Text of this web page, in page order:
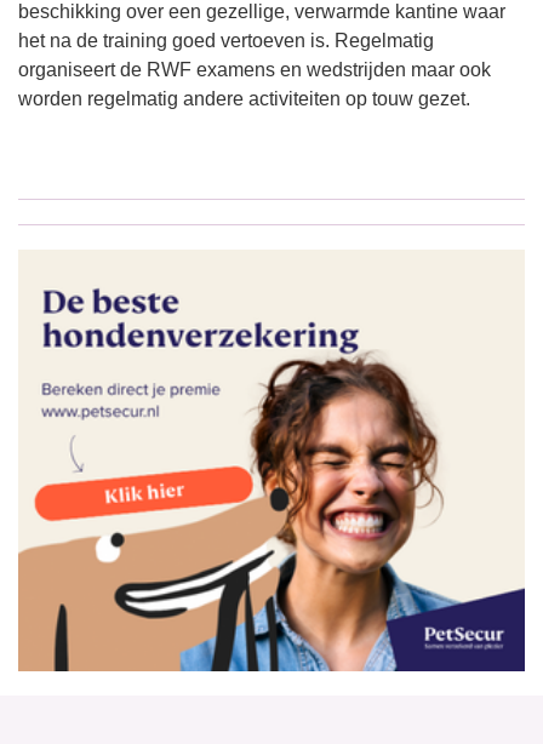
beschikking over een gezellige, verwarmde kantine waar
het na de training goed vertoeven is. Regelmatig
organiseert de RWF examens en wedstrijden maar ook
worden regelmatig andere activiteiten op touw gezet.